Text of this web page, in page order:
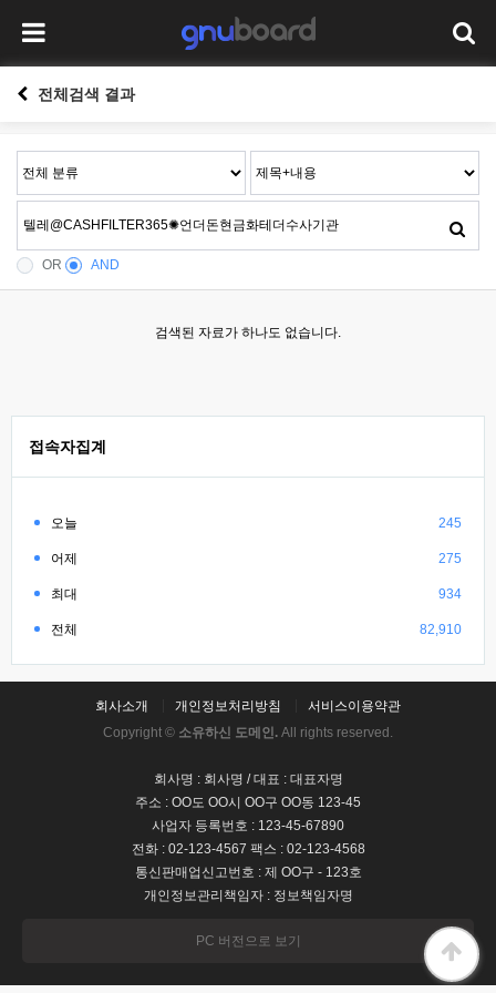
전체검색 결과
OR AND
검색된 자료가 하나도 없습니다.
접속자집계
오늘 245
어제 275
최대 934
전체 82,910
회사소개 개인정보처리방침
서비스이용약관
Copyright © 소유하신 도메인. All rights reserved.
회사명 : 회사명 / 대표 : 대표자명
주소 : OO도 OO시 OO구 OO동 123-45
사업자 등록번호 : 123-45-67890
전화 : 02-123-4567 팩스 : 02-123-4568
통신판매업신고번호 : 제 OO구 - 123호
개인정보관리책임자 : 정보책임자명
PC 버전으로 보기